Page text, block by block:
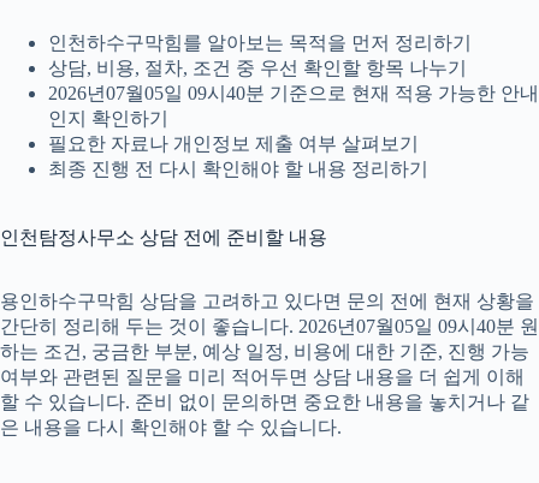
인천하수구막힘를 알아보는 목적을 먼저 정리하기
상담, 비용, 절차, 조건 중 우선 확인할 항목 나누기
2026년07월05일 09시40분 기준으로 현재 적용 가능한 안내
인지 확인하기
필요한 자료나 개인정보 제출 여부 살펴보기
최종 진행 전 다시 확인해야 할 내용 정리하기
인천탐정사무소 상담 전에 준비할 내용
용인하수구막힘 상담을 고려하고 있다면 문의 전에 현재 상황을
간단히 정리해 두는 것이 좋습니다. 2026년07월05일 09시40분 원
하는 조건, 궁금한 부분, 예상 일정, 비용에 대한 기준, 진행 가능
여부와 관련된 질문을 미리 적어두면 상담 내용을 더 쉽게 이해
할 수 있습니다. 준비 없이 문의하면 중요한 내용을 놓치거나 같
은 내용을 다시 확인해야 할 수 있습니다.